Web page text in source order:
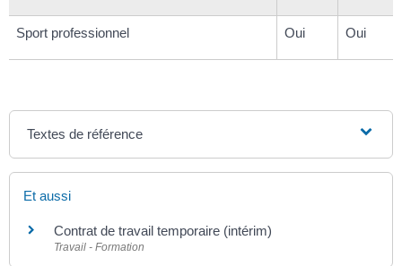
Sport professionnel Oui Oui
Textes de référence
Et aussi
Contrat de travail temporaire (intérim)
Travail - Formation